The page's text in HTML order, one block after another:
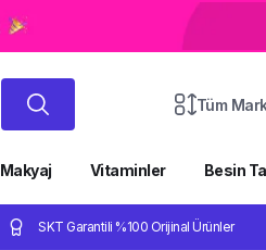
Tüm
Makyaj Vitaminler Besin
SKT Garantili %100 Orijinal Ürünler